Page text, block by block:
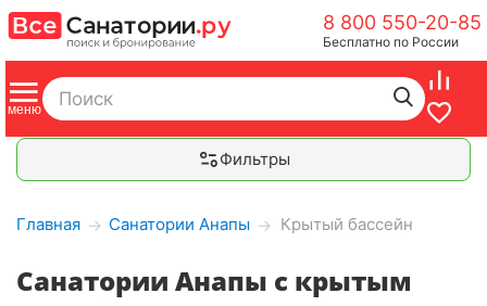
8 800 550-20-85
Бесплатно по России
Фильтры
Главная → Санатории Анапы → Крытый бассейн
Санатории Анапы с крытым